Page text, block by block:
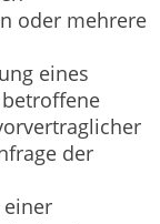
oder mehrere
eines
der